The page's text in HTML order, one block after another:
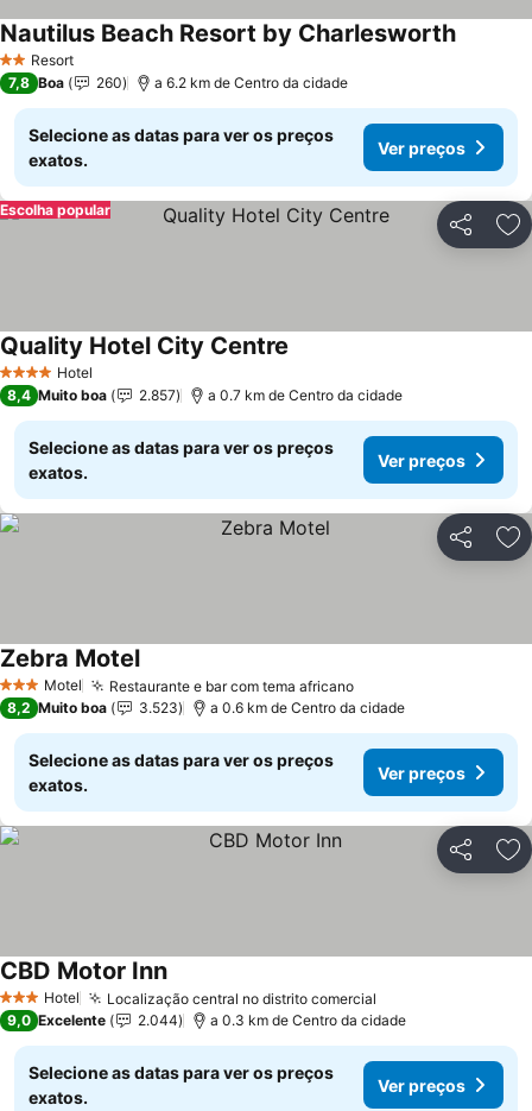
2 Estrelas
Resort
Nautilus Beach Resort by CharlesworthVer
7,8 Boa 260 a 6.2 km de Centro da cidade
Selecione as datas para ver os preços
exatos.
Ver preços
Partilhar
Escolha popular
4 EstrelasHotel
Quality Hotel City Centre
8,4 Muito boa 2.857 a 0.7 km de Centro da cidade
Selecione as datas para ver os preços
exatos.
Ver preços
Partilhar
3 EstrelasMotel Restaurante e bar com tema africanoVer preços
Zebra MotelVer preços
8,2 Muito boa 3.523 a 0.6 km de Centro da cidade
Selecione as datas para ver os preços
exatos.
Ver preços
Partilhar
3 EstrelasHotel Localização central no distrito comercial
CBD Motor InnVer preços
9,0 Excelente 2.044 a 0.3 km de Centro da cidade
Selecione as datas para ver os preços
exatos.
Ver preços